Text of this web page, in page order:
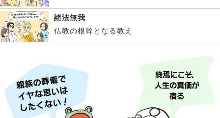
諸法無我
仏教の根幹となる教え